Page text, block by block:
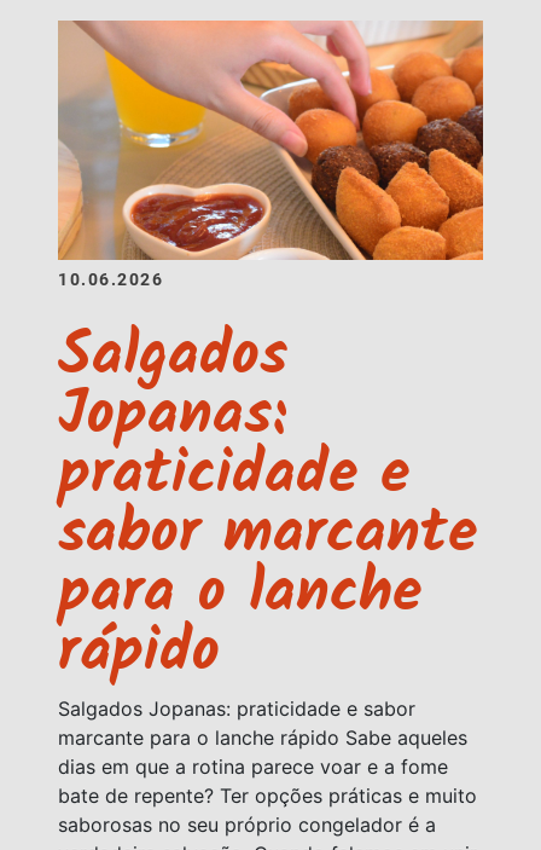
10.06.2026
Salgados
Jopanas:
praticidade e
sabor marcante
para o lanche
rápido
Salgados Jopanas: praticidade e sabor
marcante para o lanche rápido Sabe aqueles
dias em que a rotina parece voar e a fome
bate de repente? Ter opções práticas e muito
saborosas no seu próprio congelador é a